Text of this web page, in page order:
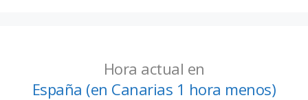
Hora actual en
España (en Canarias 1 hora menos)